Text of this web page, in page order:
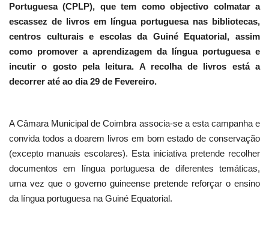
Portuguesa (CPLP), que tem como objectivo colmatar a
escassez de livros em língua portuguesa nas bibliotecas,
centros culturais e escolas da Guiné Equatorial, assim
como promover a aprendizagem da língua portuguesa e
incutir o gosto pela leitura. A recolha de livros está a
decorrer até ao dia 29 de Fevereiro.
A Câmara Municipal de Coimbra associa-se a esta campanha e
convida todos a doarem livros em bom estado de conservação
(excepto manuais escolares). Esta iniciativa pretende recolher
documentos em língua portuguesa de diferentes temáticas,
uma vez que o governo guineense pretende reforçar o ensino
da língua portuguesa na Guiné Equatorial.